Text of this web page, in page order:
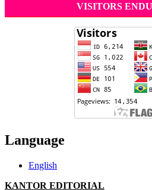
VISITORS
Language
English
KANTOR EDITORIAL